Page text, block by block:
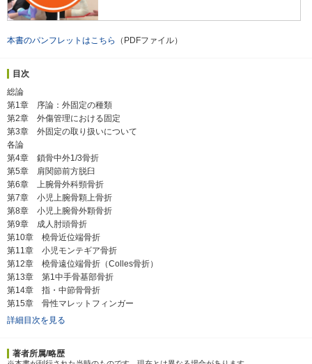
本書のパンフレットはこちら （PDFファイル）
目次
総論
第1章 序論：外固定の種類
第2章 外傷管理における固定
第3章 外固定の取り扱いについて
各論
第4章 鎖骨中外1/3骨折
第5章 肩関節前方脱臼
第6章 上腕骨外科頸骨折
第7章 小児上腕骨顆上骨折
第8章 小児上腕骨外顆骨折
第9章 成人肘頭骨折
第10章 橈骨近位端骨折
第11章 小児モンテギア骨折
第12章 橈骨遠位端骨折（Colles骨折）
第13章 第1中手骨基部骨折
第14章 指・中節骨骨折
第15章 骨性マレットフィンガー
詳細目次を見る
著者所属/略歴